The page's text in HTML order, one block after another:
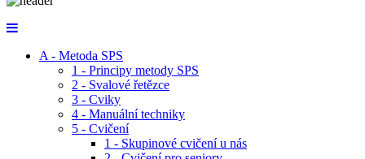
A - Metoda SPS
1 - Principy metody SPS
2 - Svalové řetězce
3 - Cviky
4 - Manuální techniky
5 - Cvičení
1 - Skupinové cvičení u nás